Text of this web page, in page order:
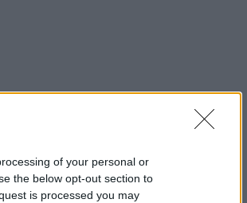
of your personal or
the below opt-out section to
is processed you may